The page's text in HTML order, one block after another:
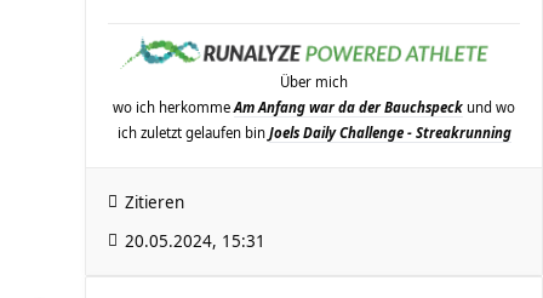
Über mich
wo ich herkomme Am Anfang war da der Bauchspeck und wo
ich zuletzt gelaufen bin Joels Daily Challenge - Streakrunning
Zitieren
20.05.2024, 15:31